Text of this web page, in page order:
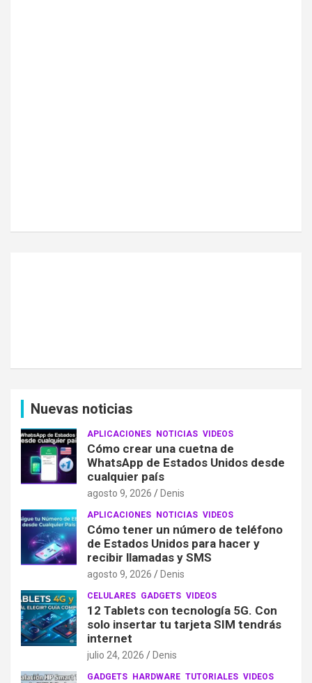
Nuevas noticias
APLICACIONES NOTICIAS VIDEOS
Cómo crear una cuetna de
WhatsApp de Estados Unidos desde
cualquier país
agosto 9, 2026 Denis
APLICACIONES NOTICIAS VIDEOS
Cómo tener un número de teléfono
de Estados Unidos para hacer y
recibir llamadas y SMS
agosto 9, 2026 Denis
CELULARES GADGETS VIDEOS
12 Tablets con tecnología 5G. Con
solo insertar tu tarjeta SIM tendrás
internet
julio 24, 2026 Denis
GADGETS HARDWARE TUTORIALES VIDEOS